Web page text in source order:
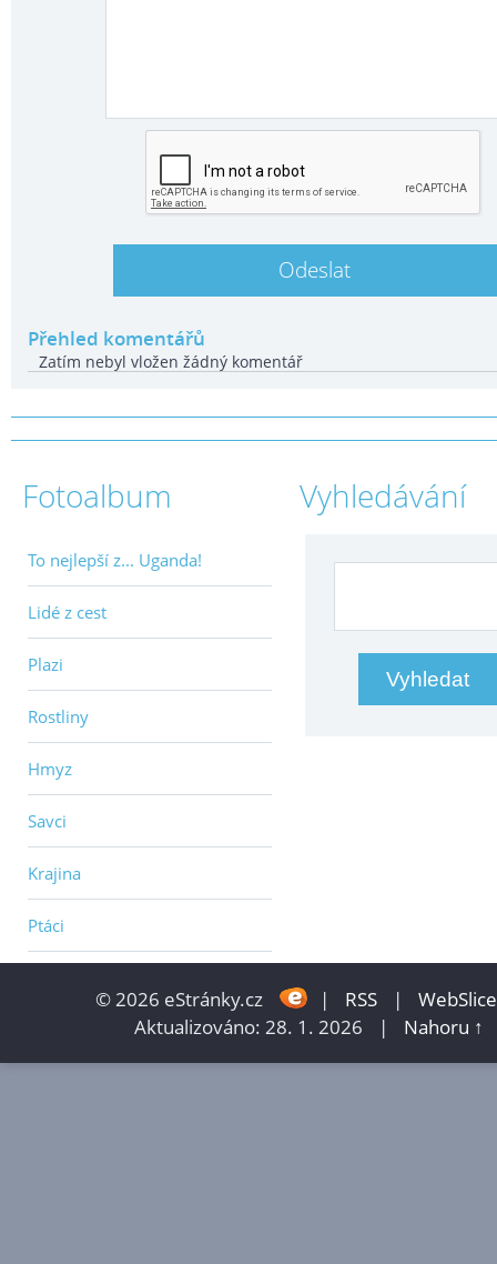
Přehled komentářů
Zatím nebyl vložen žádný komentář
Fotoalbum
To nejlepší z... Uganda!
Lidé z cest
Plazi
Rostliny
Hmyz
Savci
Krajina
Ptáci
Vyhledávání
© 2026 eStránky.cz | RSS |
WebSlice
Aktualizováno: 28. 1. 2026
| Nahoru ↑